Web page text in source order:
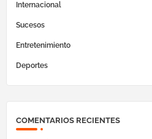
Internacional
Sucesos
Entretenimiento
Deportes
COMENTARIOS RECIENTES